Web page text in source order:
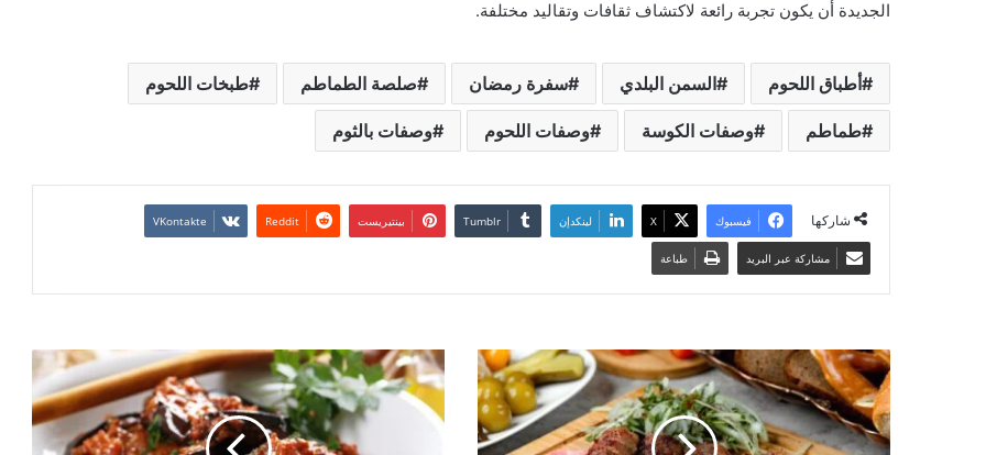
الجديدة أن يكون تجربة رائعة لاكتشاف ثقافات وتقاليد مختلفة.
أطباق اللحوم السمن البلدي سفرة رمضان صلصة الطماطم طبخات اللحوم
طماطم وصفات الكوسة وصفات اللحوم وصفات بالثوم
شاركها فيسبوك ‫X لينكدإن بينتيريست
مشاركة عبر البريد طباعة
ك
ف
ت
ة
ا
ل